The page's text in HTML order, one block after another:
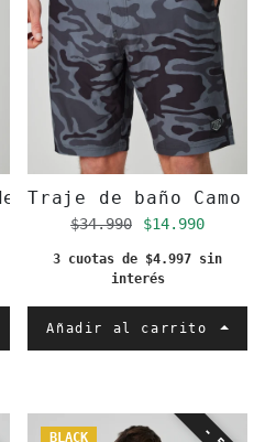
Rojo
Traje de baño Camo
Precio regular
$34.990 Precio de
$14.990
3 cuotas de $4.997 sin
interés
Añadir al carrito
BLACK